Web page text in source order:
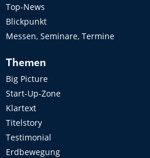
Top-News
Blickpunkt
Messen, Seminare, Termine
Themen
Big Picture
Start-Up-Zone
Klartext
Titelstory
Testimonial
Erdbewegung